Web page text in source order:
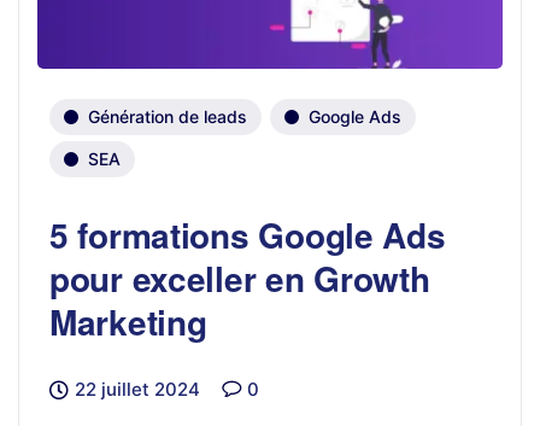
Génération de leads Google Ads
SEA
5 formations Google Ads
pour exceller en Growth
Marketing
22 juillet 2024 0